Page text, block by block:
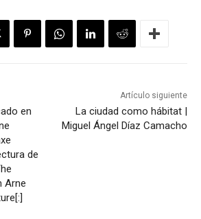
en
de
Arne
Artículo siguiente
La ciudad como hábitat |
Miguel Ángel Díaz Camacho